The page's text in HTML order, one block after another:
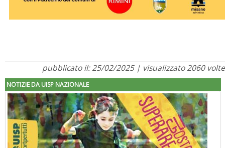
pubblicato il: 25/02/2025 | visualizzato 2060 volte
NOTIZIE DA UISP NAZIONALE